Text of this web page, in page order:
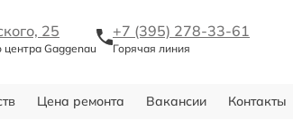
25
центра Gaggenau
+7 (395) 278-33-61
Горячая линия
Цена ремонта Вакансии Контакты